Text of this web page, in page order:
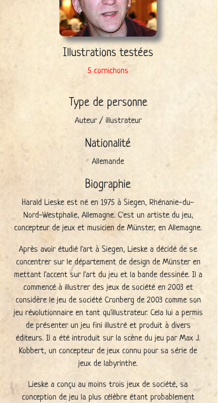
Illustrations testées
5 cornichons
Type de personne
Auteur / illustrateur
Nationalité
Allemande
Biographie
Harald Lieske est né en 1975 à Siegen, Rhénanie-du-
Nord-Westphalie, Allemagne. C'est un artiste du jeu,
concepteur de jeux et musicien de Münster, en Allemagne.
Après avoir étudié l'art à Siegen, Lieske a décidé de se
concentrer sur le département de design de Münster en
mettant l'accent sur l'art du jeu et la bande dessinée. Il a
commencé à illustrer des jeux de société en 2003 et
considère le jeu de société Cronberg de 2003 comme son
jeu révolutionnaire en tant qu'illustrateur. Cela lui a permis
de présenter un jeu fini illustré et produit à divers
éditeurs. Il a été introduit sur la scène du jeu par Max J.
Kobbert, un concepteur de jeux connu pour sa série de
jeux de labyrinthe.
Lieske a conçu au moins trois jeux de société, sa
conception de jeu la plus célèbre étant probablement